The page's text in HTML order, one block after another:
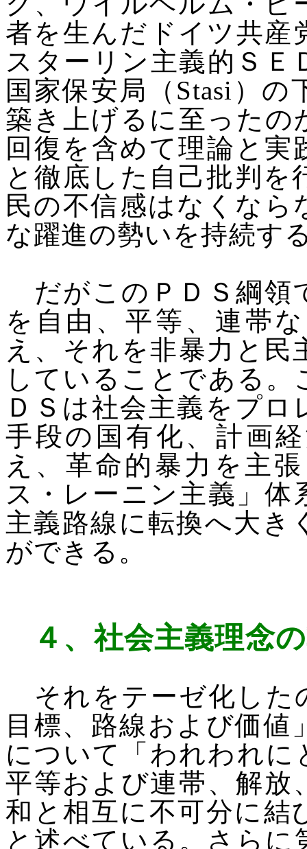
者を生んだドイツ共産
スターリン主義的ＳＥ
国家保安局（ Stasi ）の
築き上げるに至ったの
回復を含めて理論と
と徹底した自己批判
民の不信感はなくな
な躍進の勢いを持続す
だがこのＰＤＳ綱領
を自由、平等、連帯
え、それを非暴力と
していることである
ＤＳは社会主義をプ
手段の国有化、計画
え、革命的暴力を主
ス・レーニン主義」体
主義路線に転換へ大き
ができる。
４、社会主義理念
それをテーゼ化した
目標、路線および価
について「われわれに
平等および連帯、解放
和と相互に不可分に結
と述べている。さら